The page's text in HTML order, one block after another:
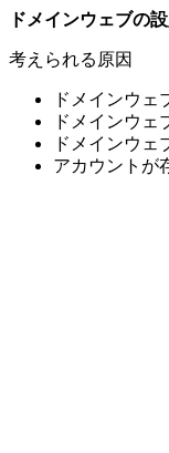
ドメインウェブの
考えられる原因
ドメインウェ
ドメインウェ
ドメインウェ
アカウントが